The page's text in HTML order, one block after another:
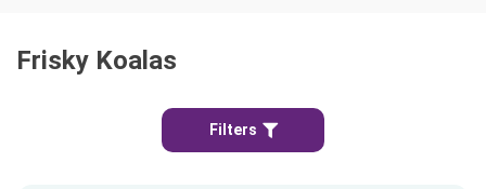
Koopjes
Frisky Koalas
Filters